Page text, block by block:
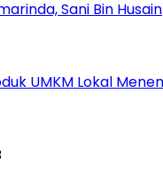
UMKM Lokal